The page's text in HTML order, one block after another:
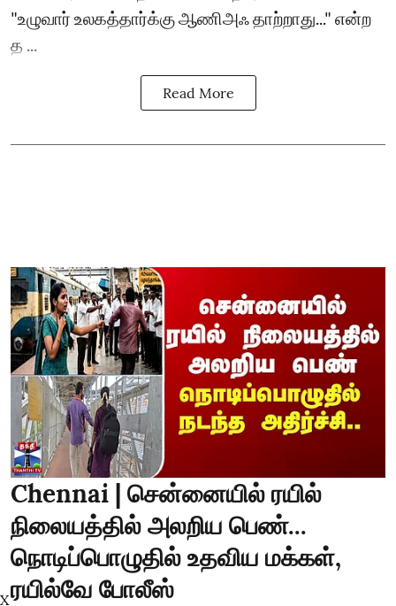
"உழுவார் உலகத்தார்க்கு ஆணிஅஃ தாற்றாது..." என்ற
த ...
Read More
Chennai | சென்னையில் ரயில்
நிலையத்தில் அலறிய பெண்...
நொடிப்பொழுதில் உதவிய மக்கள்,
ரயில்வே போலீஸ்
X